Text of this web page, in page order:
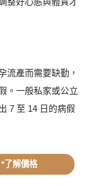
流產而需要缺勤，
。一般私家或公立
7 至 14 日的病假
*了解價格